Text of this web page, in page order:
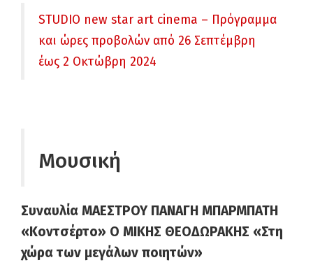
STUDIO new star art cinema – Πρόγραμμα
και ώρες προβολών από 26 Σεπτέμβρη
έως 2 Οκτώβρη 2024
Μουσική
Συναυλία ΜΑΕΣΤΡΟΥ ΠΑΝΑΓΗ ΜΠΑΡΜΠΑΤΗ
«Κοντσέρτο» Ο ΜΙΚΗΣ ΘΕΟΔΩΡΑΚΗΣ «Στη
χώρα των μεγάλων ποιητών»